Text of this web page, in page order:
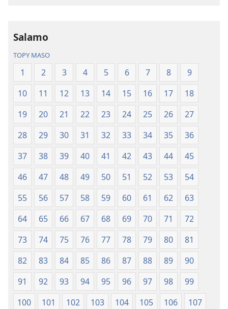
2021)
2021)
Salamo
TOPY MASO
1 2 3 4 5 6 7 8
9
10
11 12 13 14 15 16 17
18
19
20 21 22 23 24 25 26
27
28
29 30 31 32 33 34 35
36
37
38 39 40 41 42 43 44
45
46
47 48 49 50 51 52 53
54
55
56 57 58 59 60 61 62
63
64
65 66 67 68 69 70 71
72
73
74 75 76 77 78 79 80
81
82
83 84 85 86 87 88 89
90
91
92 93 94 95 96 97 98
99
100
101 102 103 104 105 106
107